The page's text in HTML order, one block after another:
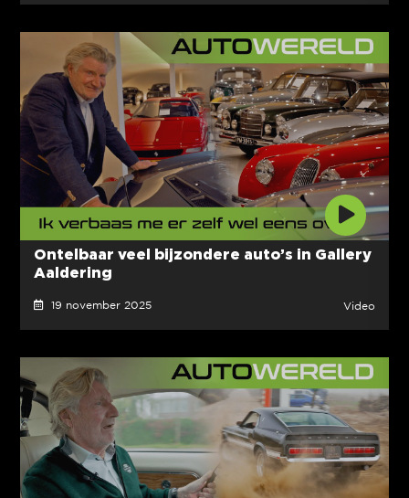
Ontelbaar veel bijzondere auto’s in Gallery
Aaldering
19 november 2025 Video